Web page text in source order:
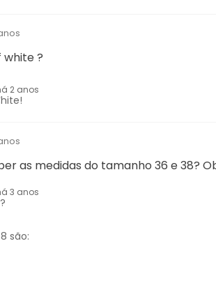
white ?
2 anos
as medidas do tamanho 36 e 38?
3 anos
são: